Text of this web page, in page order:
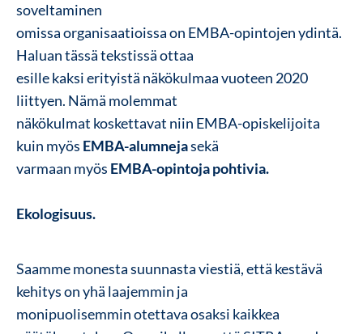
soveltaminen
omissa organisaatioissa on EMBA-opintojen ydintä.
Haluan tässä tekstissä ottaa
esille kaksi erityistä näkökulmaa vuoteen 2020
liittyen. Nämä molemmat
näkökulmat koskettavat niin EMBA-opiskelijoita
kuin myös EMBA-alumnejasekä
varmaan myös EMBA-opintoja pohtivia.
Ekologisuus.
Saamme monesta suunnasta viestiä, että kestävä
kehitys on yhä laajemmin ja
monipuolisemmin otettava osaksi kaikkea